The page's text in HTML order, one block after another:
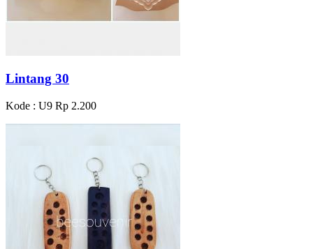
Lintang 30
Kode : U9 Rp 2.200